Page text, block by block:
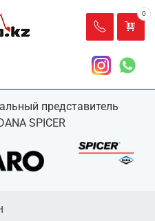
представитель
SPICER
0